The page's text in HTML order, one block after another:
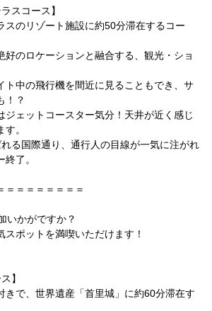
スコース】
スのリゾート施設に約50分滞在するコー
好のロケーションと融合する、観光・ショ
ト中の飛行機を間近に見ることもでき、サ
！？
ジェットコースター気分！天井が近く感じ
。
る国際通り、通行人の目線が一気に注がれ
了。
＝＝＝＝＝＝＝＝
いかがですか？
ポットを満喫いただけます！
】
きで、世界遺産「首里城」に約60分滞在す